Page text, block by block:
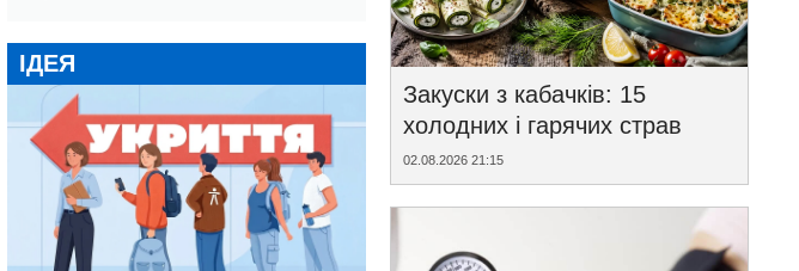
ІДЕЯ
Закуски з кабачків: 15
холодних і гарячих страв
02.08.2026 21:15